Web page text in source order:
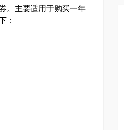
。主要适用于购买一年
：